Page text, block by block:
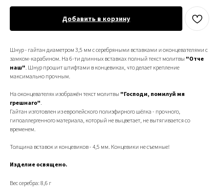
Добавить в корзину
Шнур - гайтан диаметром 3,5 мм с серебряными вставками и оконцевателями с
замком-карабином. На 6-ти длинных вставках полный текст молитвы "Отче
наш" . Шнур прошит штифтами в концевиках, что делает крепление
максимально прочным.
На оконцевателях изображён текст молитвы "Господи, помилуй мя
грешнаго"
Гайтан изготовлен из европейского полиэфирного шёлка - прочного,
гипоаллергенного материала, который не выцветает, не вытягивается со
временем.
Толщина вставок и концевиков - 4,5 мм. Концевики не съемные!
Изделие освящено.
Вес серебра: 8,6 г